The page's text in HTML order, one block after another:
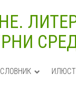
СЛОВНИК